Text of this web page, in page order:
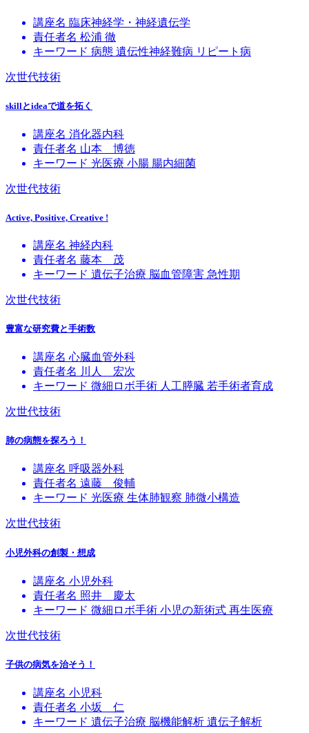
講座名 臨床神経学・神経遺伝学
責任者名 松浦 徹
キーワード 病態 遺伝性神経難病 リピート病
次世代技術
skillとideaで道を拓く
講座名 消化器内科
責任者名 山本 博徳
キーワード 光医療 小腸 腸内細菌
次世代技術
Active, Positive, Creative !
講座名 神経内科
責任者名 藤本 茂
キーワード 遺伝子治療 脳血管障害 急性期
次世代技術
豊富な研究費と手術数
講座名 心臓血管外科
責任者名 川人 宏次
キーワード 微細ロボ手術 人工膵臓 若手術者育成
次世代技術
肺の病態を探ろう！
講座名 呼吸器外科
責任者名 遠藤 俊輔
キーワード 光医療 生体肺観察 肺微小構造
次世代技術
小児外科の創製・想成
講座名 小児外科
責任者名 照井 慶太
キーワード 微細ロボ手術 小児の新術式 再生医療
次世代技術
子供の病気を治そう！
講座名 小児科
責任者名 小坂 仁
キーワード 遺伝子治療 脳機能解析 遺伝子解析